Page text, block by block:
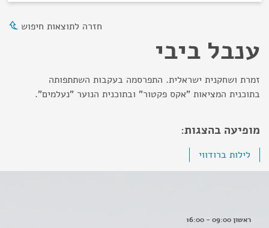
חזרה לתוצאות חיפוש
ענבל ביבי
זמרת ושחקנית ישראלית. התפרסמה בעקבות השתתפותה
בתוכנית המציאות "אקס פקטור" ובתוכנית הנוער "נעלמים".
מופיעה בהצגות:
לילות ברודווי
ראשון 09:00 - 16:00